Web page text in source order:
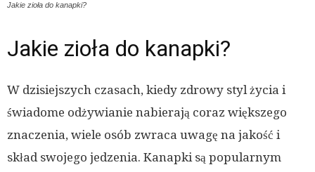
Jakie zioła do kanapki?
Jakie zioła do kanapki?
W dzisiejszych czasach, kiedy zdrowy styl życia i
świadome odżywianie nabierają coraz większego
znaczenia, wiele osób zwraca uwagę na jakość i
skład swojego jedzenia. Kanapki są popularnym